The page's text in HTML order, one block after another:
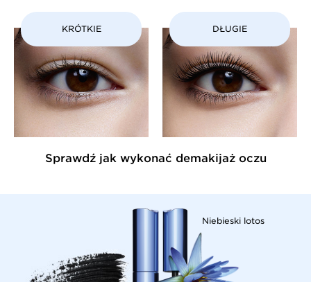
KRÓTKIE DŁUGIE
Sprawdź jak wykonać demakijaż oczu
Niebieski lotos